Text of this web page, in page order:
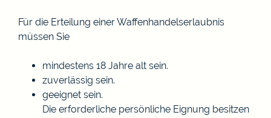
Für die Erteilung einer Waffenhandelserlaubnis
müssen Sie
mindestens 18 Jahre alt sein.
zuverlässig sein.
geeignet sein.
Die erforderliche persönliche Eignung besitzen